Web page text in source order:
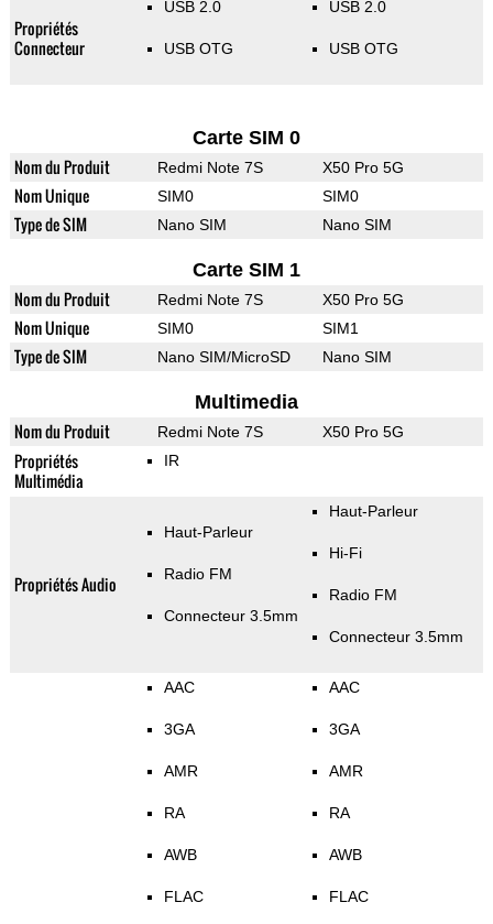
Propriétés
Connecteur
USB 2.0
USB OTG
USB 2.0
USB OTG
Carte SIM 0
Nom du Produit Redmi Note 7S X50 Pro 5G
Nom Unique SIM0 SIM0
Type de SIM Nano SIM Nano SIM
Carte SIM 1
Nom du Produit Redmi Note 7S X50 Pro 5G
Nom Unique SIM0 SIM1
Type de SIM Nano SIM/MicroSD Nano SIM
Multimedia
Nom du Produit Redmi Note 7S X50 Pro 5G
Propriétés
Multimédia
IR
Propriétés Audio
Haut-Parleur
Radio FM
Connecteur 3.5mm
Haut-Parleur
Hi-Fi
Radio FM
Connecteur 3.5mm
AAC
3GA
AMR
RA
AWB
FLAC
AAC
3GA
AMR
RA
AWB
FLAC